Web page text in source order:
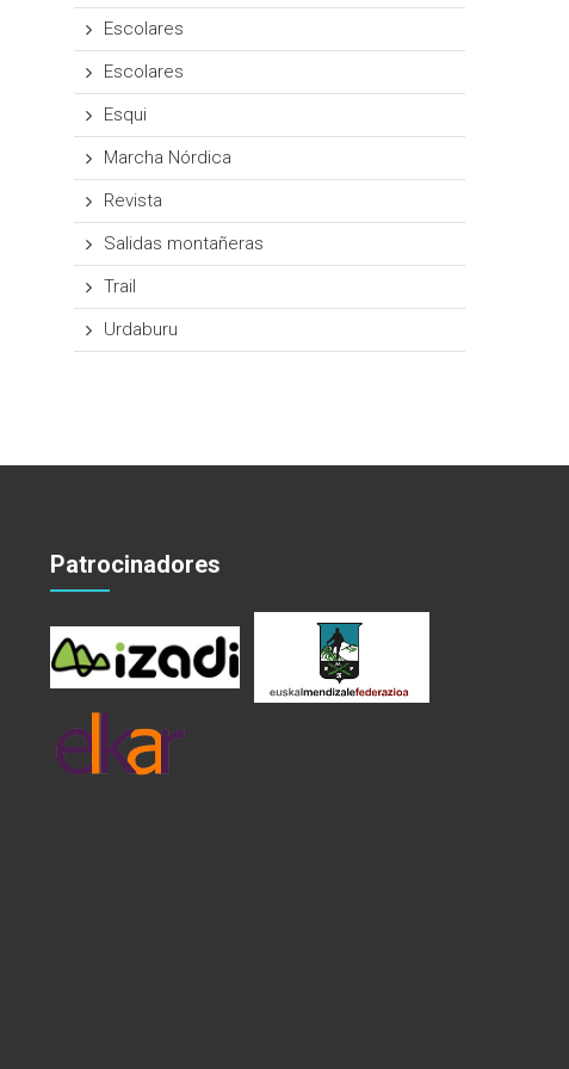
Escolares
Escolares
Esqui
Marcha Nórdica
Revista
Salidas montañeras
Trail
Urdaburu
Patrocinadores